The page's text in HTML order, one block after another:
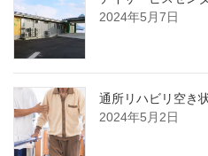
2024年5月7日
通所リハビリ空き
2024年5月2日